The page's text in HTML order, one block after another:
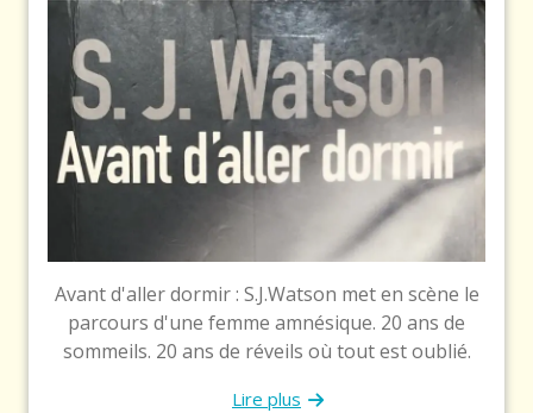
Avant d'aller dormir : S.J.Watson met en scène le
parcours d'une femme amnésique. 20 ans de
sommeils. 20 ans de réveils où tout est oublié.
Lire plus